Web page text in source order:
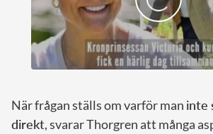
När frågan ställs om varför man inte
direkt, svarar Thorgren att många